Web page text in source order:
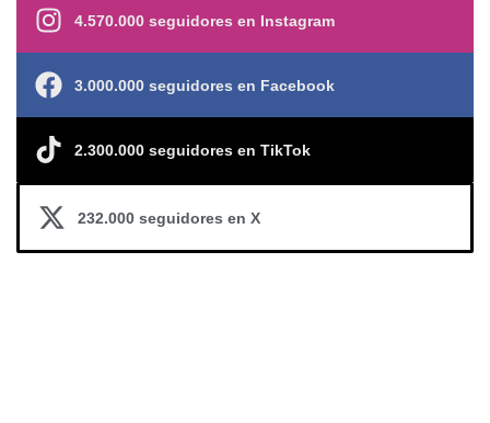
4.570.000 seguidores en Instagram
3.000.000 seguidores en Facebook
2.300.000 seguidores en TikTok
232.000 seguidores en X